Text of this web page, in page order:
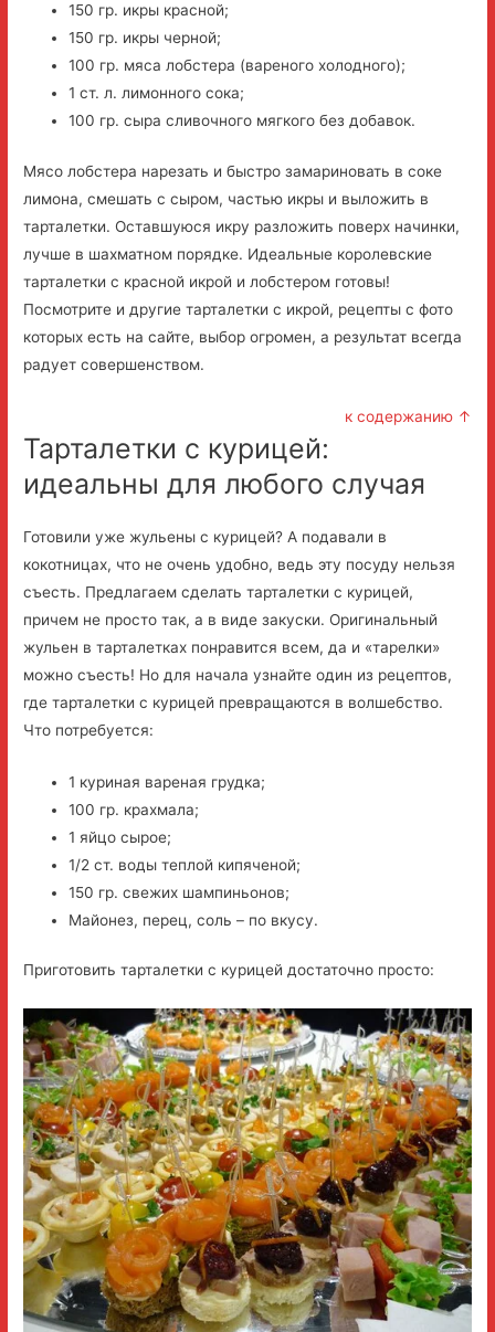
150 гр. икры красной;
150 гр. икры черной;
100 гр. мяса лобстера (вареного холодного);
1 ст. л. лимонного сока;
100 гр. сыра сливочного мягкого без добавок.
Мясо лобстера нарезать и быстро замариновать в соке
лимона, смешать с сыром, частью икры и выложить в
тарталетки. Оставшуюся икру разложить поверх начинки,
лучше в шахматном порядке. Идеальные королевские
тарталетки с красной икрой и лобстером готовы!
Посмотрите и другие тарталетки с икрой, рецепты с фото
которых есть на сайте, выбор огромен, а результат всегда
радует совершенством.
к содержанию ↑
Тарталетки с курицей:
идеальны для любого случая
Готовили уже жульены с курицей? А подавали в
кокотницах, что не очень удобно, ведь эту посуду нельзя
съесть. Предлагаем сделать тарталетки с курицей,
причем не просто так, а в виде закуски. Оригинальный
жульен в тарталетках понравится всем, да и «тарелки»
можно съесть! Но для начала узнайте один из рецептов,
где тарталетки с курицей превращаются в волшебство.
Что потребуется:
1 куриная вареная грудка;
100 гр. крахмала;
1 яйцо сырое;
1/2 ст. воды теплой кипяченой;
150 гр. свежих шампиньонов;
Майонез, перец, соль – по вкусу.
Приготовить тарталетки с курицей достаточно просто: